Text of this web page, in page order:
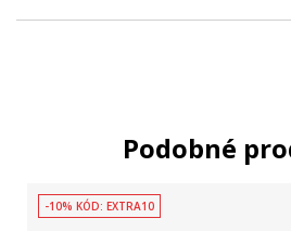
Podobné
-10% KÓD: EXTRA10